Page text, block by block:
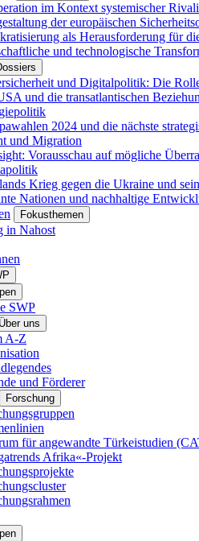
im Kontext systemischer
der europäischen
als Herausforderung für
und technologische
und Digitalpolitik: Die
und die transatlantischen
2024 und die nächste
und Migration
Vorausschau auf mögliche
Krieg gegen die Ukraine und
Nationen und nachhaltige
Fokusthemen
in Nahost
SWP
Über uns
A-Z
und Förderer
Forschung
für angewandte Türkeistudien
Afrika«-Projekt